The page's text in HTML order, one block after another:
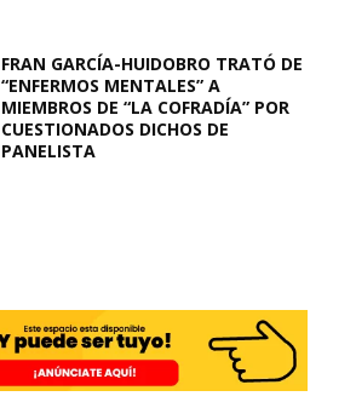
FRAN GARCÍA-HUIDOBRO TRATÓ DE
“ENFERMOS MENTALES” A
MIEMBROS DE “LA COFRADÍA” POR
CUESTIONADOS DICHOS DE
PANELISTA